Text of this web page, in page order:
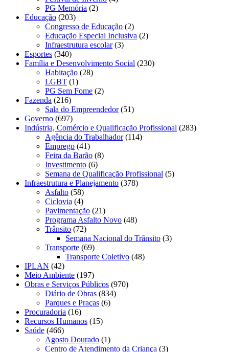
PG Memória (2)
Educação (203)
Congresso de Educação (2)
Educação Especial Inclusiva (2)
Infraestrutura escolar(3)
Esportes (340)
Família e Desenvolvimento Social (230)
Habitação (28)
LGBT (1)
PG Sem Fome (2)
Fazenda (216)
Sala do Empreendedor(51)
Governo (697)
Indústria, Comércio e Qualificação Profissional (283)
Agência do Trabalhador(114)
Emprego (41)
Feira da Barão (8)
Investimento (6)
Semana de Qualificação Profissional (5)
Infraestrutura e Planejamento (378)
Asfalto (58)
Ciclovia (4)
Pavimentação (21)
Programa Asfalto Novo (48)
Trânsito (72)
Semana Nacional do Trânsito (3)
Transporte (69)
Transporte Coletivo (48)
IPLAN (42)
Meio Ambiente (197)
Obras e Serviços Públicos (970)
Diário de Obras (834)
Parques e Praças (6)
Procuradoria (16)
Recursos Humanos (15)
Saúde (466)
Agosto Dourado (1)
Centro de Atendimento da Criança (3)